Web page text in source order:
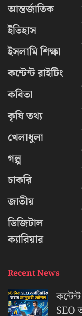
আন্তর্জাতিক
ইতিহাস
ইসলামি শিক্ষা
কন্টেন্ট রাইটিং
কবিতা
কৃষি তথ্য
খেলাধুলা
গল্প
চাকরি
জাতীয়
ডিজিটাল
ক্যারিয়ার
Recent News
‍SEO